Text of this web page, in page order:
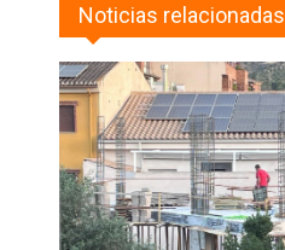
Noticias relacionadas